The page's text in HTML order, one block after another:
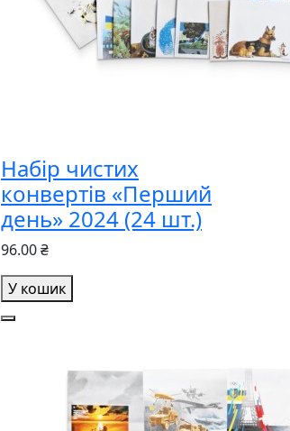
Набір чистих
конвертів «Перший
день» 2024 (24 шт.)
96.00 ₴
У кошик